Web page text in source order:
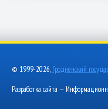
© 1999-2026, Гродненский
Разработка сайта —